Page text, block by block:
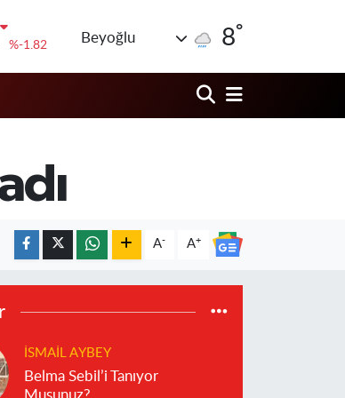
%0.02
%0.18
%0
Beyoğlu 8°
A- A+
İSMAIL AYBEY
Belma Sebil’i Tanıyor